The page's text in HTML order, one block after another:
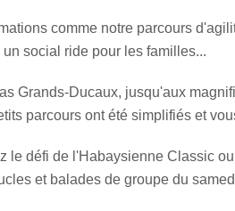
comme notre parcours
social ride pour les familles...
Grands-Ducaux, jusqu'aux
parcours ont été simplifiés et
défi de l'Habaysienne Classic
et balades de groupe du